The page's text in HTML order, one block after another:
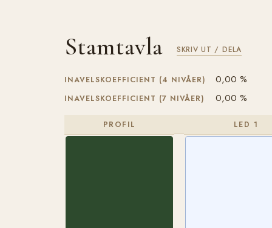
Stamtavla SKRIV UT / DELA
INAVELSKOEFFICIENT (4 NIVÅER) 0,00 %
INAVELSKOEFFICIENT (7 NIVÅER) 0,00 %
PROFIL LED 1